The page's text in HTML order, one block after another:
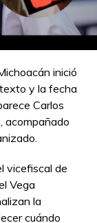
inició
y la fecha
Carlos
acompañado
vicefiscal de
Vega
la
cuándo